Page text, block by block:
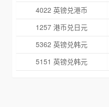
4022 英镑兑港币
1257 港币兑日元
5362 英镑兑韩元
5151 英镑兑韩元